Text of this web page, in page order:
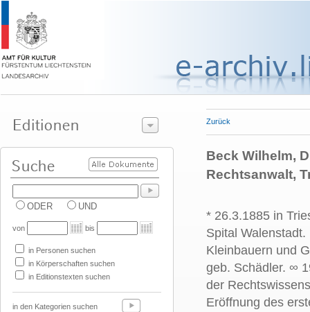
ODER UND
von bis
in Personen suchen
in Körperschaften suchen
in Editionstexten suchen
in den Kategorien suchen
Zurück
Beck Wilhelm,
Rechtsanwalt,
* 26.3.1885 in
Spital
Kleinbauern und
geb. Schädler. ∞
der
Eröffnung des